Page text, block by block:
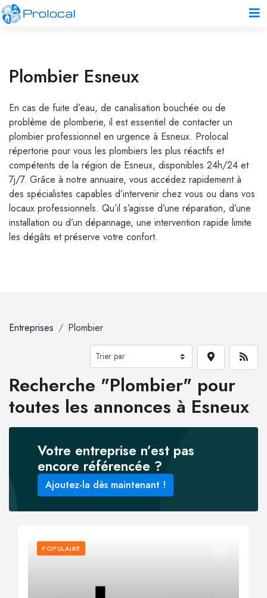
Plombier Esneux
En cas de fuite d’eau, de canalisation bouchée ou de
problème de plomberie, il est essentiel de contacter un
plombier professionnel en urgence à Esneux. Prolocal
répertorie pour vous les plombiers les plus réactifs et
compétents de la région de Esneux, disponibles 24h/24 et
7j/7. Grâce à notre annuaire, vous accédez rapidement à
des spécialistes capables d’intervenir chez vous ou dans vos
locaux professionnels. Qu’il s’agisse d’une réparation, d’une
installation ou d’un dépannage, une intervention rapide limite
les dégâts et préserve votre confort.
Entreprises Plombier
Recherche "Plombier" pour
toutes les annonces à Esneux
Votre entreprise n’est pas
encore référencée ?
Ajoutez-la dès maintenant !
POPULAIRE